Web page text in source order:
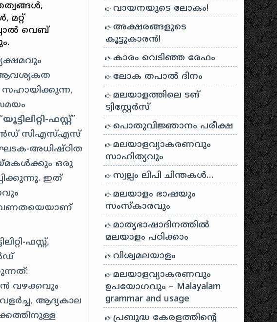
മറ്റ്
വെബ്
സഹായിക്കുന്ന,
യൂട്ടിലിറ്റി-ഫസ്റ്റ്”
സി‌എസ്‌എസ്
ഘടക-അധിഷ്ഠിത
ഒരു
ഇത്
ഫസ്റ്റ്,
വഴക്കവും
ആദ്യകാല
വായനയുടെ ലോകം!
അക്ഷരങ്ങളുടെ
കൂട്ടുകാരൻ!
കാരം വെടിഞ്ഞ രേഫം
ലോക തപാൽ ദിനം
മലയാളത്തിലെ ടങ്
ട്വിസ്റ്റേർസ്
പൊതുവിജ്ഞാനം പരീക്ഷ
മലയാളവ്യാകരണവും
സാഹിത്യവും
സ്വല്പം ലിപി ചിന്തകൾ…
മലയാളം ഭാഷയും
സംസ്കാരവും
മാതൃഭാഷാദിനത്തിൽ
മലയാളം പഠിക്കാം
വിശ്വമലയാളം
മലയാളവ്യാകരണവും
ഉപയോഗവും – Malayalam
grammar and usage
പ്രബുദ്ധ കേരളത്തിന്റെ